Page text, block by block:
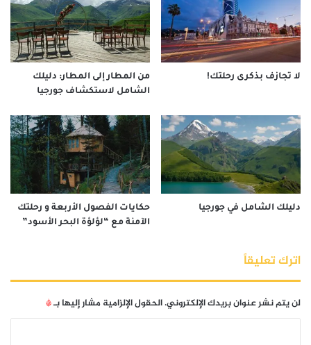
لا تجازف بذكرى رحلتك!
من المطار إلى المطار: دليلك
الشامل لاستكشاف جورجيا
دليلك الشامل في جورجيا
حكايات الفصول الأربعة و رحلتك
الآمنة مع “لؤلؤة البحر الأسود”
اترك تعليقاً
لن يتم نشر عنوان بريدك الإلكتروني.الحقول الإلزامية مشار إليها بـ*